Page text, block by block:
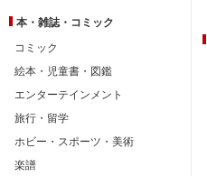
本・雑誌・コミック
コミック
絵本・児童書・図鑑
エンターテインメント
旅行・留学
ホビー・スポーツ・美術
楽譜